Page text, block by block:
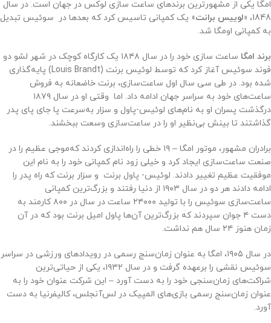
امگا یکی از مشهورترین برندهای ساعت سازی لوکس در جهان است. در سال
1848، «لوییس برانت» یک کمپانی تاسیس کرد که بعدها در سوئیس تبدیل
به کمپانی اومگا شد.
برند امگا
ساعت‌ سازی خود را در سال ۱۸۴۸ یک کارگاه کوچک در شهر لشو دو
فوند سوئیس آغاز کرد که توسط لوئیس برنت (Louis Brandt) پایه‌گذاری
شده بود. در طی سی سال اول ساعت‌سازی، برنت خاضعانه به فروش
ساعت‌های خود به سراسر جهان ادامه داد. اما وقتی او در سال ۱۸۷۹
درگذشت پسران او به نام‌های لوئیس-پاول و سزار به‌سرعت پا جای پای پدر
گذاشتند تا بینش بی‌نظیر او را در ساعت‌سازی وسعت ببخشند.
برادران مشهور، موتور امگا – ۱۹ خطی را راه‌اندازی کردند که‌موجی عظیم را در
صنعت ساعت‌سازی ایجاد کرد و خیلی زود نام کمپانی خود را به نام این
موفقیت عظیم تغییر دادند. لوئیس- پاول برنت و سزار برنت که راه پدر را
ادامه دادند هر دو در سال ۱۹۰۳ از دنیا رفتند و بزرگ‌ترین کمپانی
ساعت‌سازی سوئیس را با تولید ۲۴۰۰۰ ساعت در سال در ۸۰۰ کارمند به
دست ۴ جوان سپردند که بزرگ‌ترین آن‌ها پاول امیل برنت بود که در آن
زمان هنوز ۲۴ سال هم نداشت.
در سال ۱۹۰۵، امگا به عنوان زمان‌سنج رسمی در رویدادهای ورزشی در سراسر
سوئیس نقشی را برعهده گرفت و در سال ۱۹۳۲، یکی از حیاتی‌ترین
شراکت‌های زمان‌سنجی خود را به دست آورد – این شرکت عنوان خود را به
عنوان زمان‌سنج رسمی بازی‌های المپیک در لس‌آنجلس، کالیفرنیا به دست
آورد.